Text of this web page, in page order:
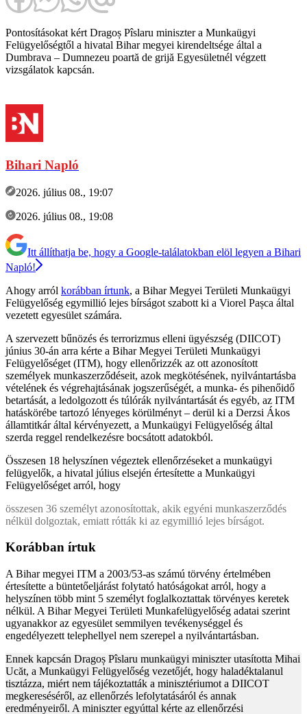
Pontosításokat kért Dragoș Pîslaru miniszter a Munkaügyi
Felügyelőségtől a hivatal Bihar megyei kirendeltsége által a
Dumbrava – Dumnezeu poartă de grijă Egyesületnél végzett
vizsgálatok kapcsán.
Bihari Napló
2026. július 08., 19:07
2026. július 08., 19:08
Itt állíthatja be, hogy a Google-találatokban elöl legyen a Bihari
Napló!
Ahogy arról korábban írtunk, a Bihar Megyei Területi Munkaügyi
Felügyelőség egymillió lejes bírságot szabott ki a Viorel Pașca által
vezetett egyesület számára.
A szervezett bűnözés és terrorizmus elleni ügyészség (DIICOT)
június 30-án arra kérte a Bihar Megyei Területi Munkaügyi
Felügyelőséget (ITM), hogy ellenőrizzék az ott azonosított
személyek munkaszerződéseit, azok megkötésének, nyilvántartásba
vételének és végrehajtásának jogszerűségét, a munka- és pihenőidő
betartását, a ledolgozott és túlórák nyilvántartását és egyéb, az ITM
hatáskörébe tartozó lényeges körülményt – derül ki a Derzsi Ákos
államtitkár által kérvényezett, a Munkaügyi Felügyelőség által
szerda reggel rendelkezésre bocsátott adatokból.
Összesen 18 helyszínen végeztek ellenőrzéseket a munkaügyi
felügyelők, a hivatal július elsején értesítette a Munkaügyi
Felügyelőséget arról, hogy
összesen 36 személyt azonosítottak, akik egyéni munkaszerződés
nélkül dolgoztak, emiatt rótták ki az egymillió lejes bírságot.
Korábban írtuk
A Bihar megyei ITM a 2003/53-as számú törvény értelmében
értesítette a büntetőeljárást folytató hatóságokat arról, hogy a
helyszínen több mint 5 személyt foglalkoztattak törvényes keretek
nélkül. A Bihar Megyei Területi Munkafelügyelőség adatai szerint
ugyanakkor az egyesület semmilyen tevékenységgel és
engedélyezett telephellyel nem szerepel a nyilvántartásban.
Ennek kapcsán Dragoș Pîslaru munkaügyi miniszter utasította Mihai
Ucăt, a Munkaügyi Felügyelőség vezetőjét, hogy haladéktalanul
tisztázza, miért nem tájékoztatták a minisztériumot a DIICOT
megkereséséről, az ellenőrzés lefolytatásáról és annak
eredményeiről. A miniszter egyúttal kérte az ellenőrzési